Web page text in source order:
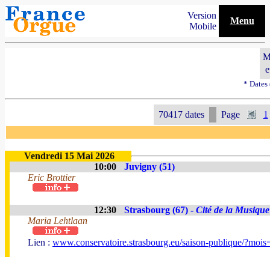
Version
Mobile
Menu
* Dates
70417 dates Page 1
Vendredi 15 Mai 2026
10:00
Juvigny (51)
Eric Brottier
12:30 Strasbourg (67) - Cité de la
Maria Lehtlaan
Lien : www.conservatoire.strasbourg.eu/saison-publique/